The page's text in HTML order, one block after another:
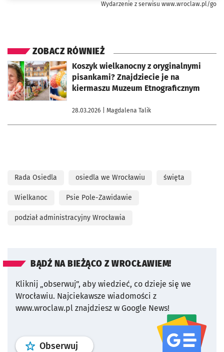
Wydarzenie z serwisu www.wroclaw.pl/go
ZOBACZ RÓWNIEŻ
Koszyk wielkanocny z oryginalnymi
pisankami? Znajdziecie je na
kiermaszu Muzeum Etnograficznym
28.03.2026 | Magdalena Talik
otworzy się w nowej karcie
Rada Osiedla osiedla we Wrocławiu święta
Wielkanoc Psie Pole-Zawidawie
podział administracyjny Wrocławia
BĄDŹ NA BIEŻĄCO Z WROCŁAWIEM!
Kliknij „obserwuj”, aby wiedzieć, co dzieje się we
Wrocławiu. Najciekawsze wiadomości z
www.wroclaw.pl znajdziesz w Google News!
Obserwuj profil serwisu